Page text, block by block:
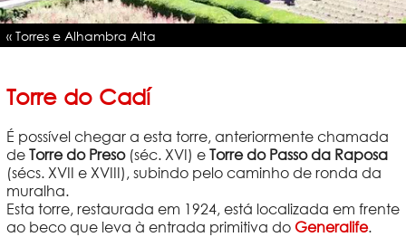
« Torres e Alhambra Alta
Torre do Cadí
É possível chegar a esta torre, anteriormente chamada
de Torre do Preso(séc. XVI) e Torre do Passo da Raposa
(sécs. XVII e XVIII), subindo pelo caminho de ronda da
muralha.
Esta torre, restaurada em 1924, está localizada em frente
ao beco que leva à entrada primitiva do Generalife.